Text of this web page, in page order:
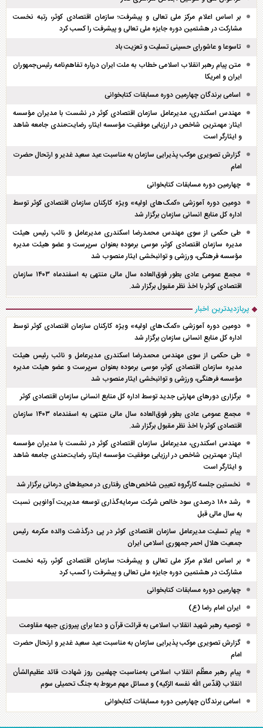
بر اساس اعلام مرکز ملی تعالی و پیشرفت؛ سازمان اقتصادی کوثر، رتبه نخست
مشارکت در هشتمین دوره جایزه ملی تعالی و پیشرفت را کسب کرد
تاسوعا و عاشورای حسینی تسلیت و تعزیت باد
متن پیام رهبر انقلاب اسلامی خطاب به ملت ایران درباره تفاهم‌نامه رئیس‌جمهوران
ایران و امریکا
اسامی برندگان چهارمین دوره مسابقات کتابخوانی
مهندس اسکندری، مدیرعامل سازمان اقتصادی کوثر در نشست با مدیران مؤسسه
ایثار: مهمترین شاخص در ارزیابی موفقیت مؤسسه ایثار، رضایت‌مندی جامعه شاهد
و ایثارگر است
گزارش تصویری موکب پذیرایی سازمان به مناسبت عید سعید غدیر و ارتحال حضرت
امام
چهارمین دوره مسابقات کتابخوانی
دومین دوره آموزشی «کمک‌های اولیه» ویژه کارکنان سازمان اقتصادی کوثر توسط
اداره کل منابع انسانی سازمان برگزار شد
طی حکمی از سوی مهندس محمدرضا اسکندری مدیرعامل و نائب رئیس هیئت
مدیره سازمان اقتصادی کوثر، موسی برموده بعنوان سرپرست و عضو هیئت مدیره
مؤسسه فرهنگی، ورزشی و توانبخشی ایثار منصوب شد
مجمع عمومی عادی بطور فوق‌العاده سال مالی منتهی به اسفند‌ماه ۱۴۰۳ سازمان
اقتصادی کوثر با اخذ نظر مقبول برگزار شد.
پربازدیدترین اخبار
دومین دوره آموزشی «کمک‌های اولیه» ویژه کارکنان سازمان اقتصادی کوثر توسط
اداره کل منابع انسانی سازمان برگزار شد
طی حکمی از سوی مهندس محمدرضا اسکندری مدیرعامل و نائب رئیس هیئت
مدیره سازمان اقتصادی کوثر، موسی برموده بعنوان سرپرست و عضو هیئت مدیره
مؤسسه فرهنگی، ورزشی و توانبخشی ایثار منصوب شد
برگزاری دور‌های مهارتی جدید توسط اداره کل منابع انسانی سازمان اقتصادی کوثر
مجمع عمومی عادی بطور فوق‌العاده سال مالی منتهی به اسفند‌ماه ۱۴۰۳ سازمان
اقتصادی کوثر با اخذ نظر مقبول برگزار شد.
مهندس اسکندری، مدیرعامل سازمان اقتصادی کوثر در نشست با مدیران مؤسسه
ایثار: مهمترین شاخص در ارزیابی موفقیت مؤسسه ایثار، رضایت‌مندی جامعه شاهد
و ایثارگر است
نخستین جلسه کارگروه تعیین شاخص‌های رفتاری در محیط‌های درمانی برگزار شد
رشد ۱۸۰ درصدی سود خالص شرکت سرمایه‌گذاری توسعه مدیریت آوانوین نسبت
به سال مالی قبل
پیام تسلیت مدیرعامل سازمان اقتصادی کوثر در پی درگذشت والده مکرمه رئیس
جمعیت هلال احمر جمهوری اسلامی ایران
بر اساس اعلام مرکز ملی تعالی و پیشرفت؛ سازمان اقتصادی کوثر، رتبه نخست
مشارکت در هشتمین دوره جایزه ملی تعالی و پیشرفت را کسب کرد
چهارمین دوره مسابقات کتابخوانی
ایران امام رضا (ع)
توصیه رهبر شهید انقلاب اسلامی به قرائت قرآن و دعا برای پیروزی جبهه مقاومت
گزارش تصویری موکب پذیرایی سازمان به مناسبت عید سعید غدیر و ارتحال حضرت
امام
پیام رهبر معظّم انقلاب اسلامی به‌مناسبت چهلمین روز شهادت قائد عظیم‌الشأن
انقلاب (قدّس الله نفسه الزکیه) و مسائل مهم مربوط به جنگ تحمیلی سوم
اسامی برندگان چهارمین دوره مسابقات کتابخوانی